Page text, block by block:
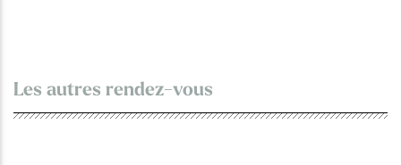
Les autres rendez-vous